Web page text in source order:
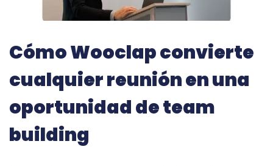
Cómo Wooclap convierte
cualquier reunión en una
oportunidad de team
building